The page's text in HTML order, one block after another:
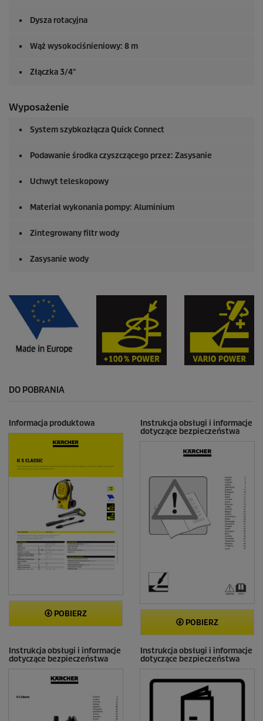
Dysza rotacyjna
Wąż wysokociśnieniowy: 8 m
Złączka 3/4"
Wyposażenie
System szybkozłączaQuick Connect
Podawanie środka czyszczącego przez: Zasysanie
Uchwyt teleskopowy
Materiał wykonania pompy: Aluminium
Zintegrowany filtr wody
Zasysanie wody
DO POBRANIA
Informacja produktowa
POBIERZ
Instrukcja obsługi i informacje
dotyczące bezpieczeństwa
POBIERZ
Instrukcja obsługi i informacje
dotyczące bezpieczeństwa
Instrukcja obsługi i informacje
dotyczące bezpieczeństwa